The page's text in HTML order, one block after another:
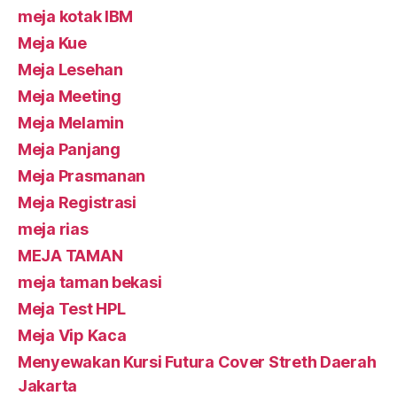
meja kotak IBM
Meja Kue
Meja Lesehan
Meja Meeting
Meja Melamin
Meja Panjang
Meja Prasmanan
Meja Registrasi
meja rias
MEJA TAMAN
meja taman bekasi
Meja Test HPL
Meja Vip Kaca
Menyewakan Kursi Futura Cover Streth Daerah
Jakarta